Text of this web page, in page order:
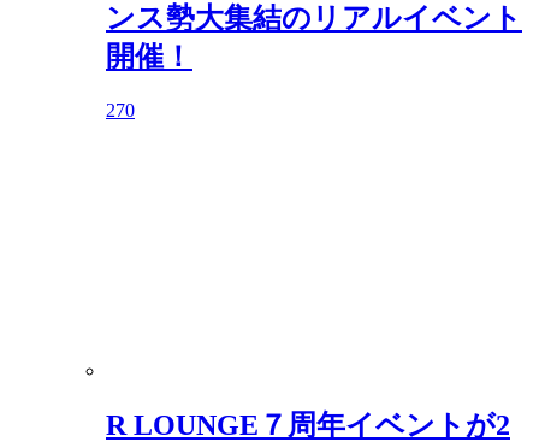
ンス勢大集結のリアルイベント
開催！
270
R LOUNGE７周年イベントが2